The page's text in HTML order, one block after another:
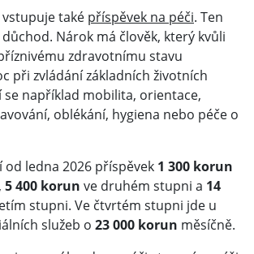
také příspěvek na péči. Ten
Nárok má člověk, který kvůli
zdravotnímu stavu
při zvládání základních životních
například mobilita, orientace,
oblékání, hygiena nebo péče o
od ledna 2026 příspěvek 1 300 korun
5 400 korun ve druhém stupni a 14
stupni. Ve čtvrtém stupni jde u
služeb o 23 000 korun měsíčně.